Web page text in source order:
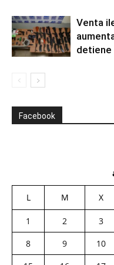
Venta
detiene
Facebook
L M X
1 2 3
8
9 10